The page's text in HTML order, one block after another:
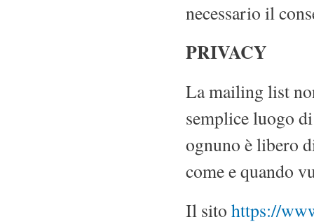
necessario il
PRIVACY
La mailing list
semplice luogo
ognuno è libero
come e quando
Il sito https://